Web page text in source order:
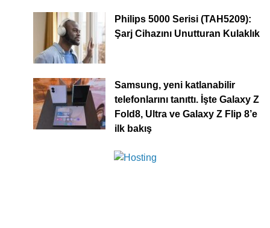
Philips 5000 Serisi (TAH5209):
Şarj Cihazını Unutturan Kulaklık
Samsung, yeni katlanabilir
telefonlarını tanıttı. İşte Galaxy Z
Fold8, Ultra ve Galaxy Z Flip 8’e
ilk bakış